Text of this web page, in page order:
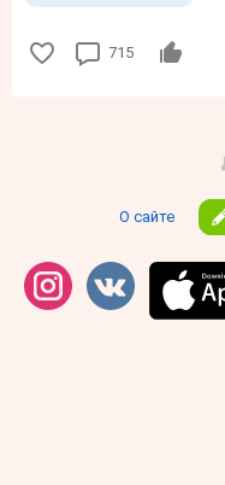
715
О сайте